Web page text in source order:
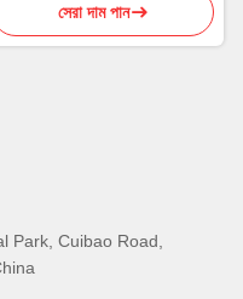
সেরা দাম পান
Park, Cuibao Road,